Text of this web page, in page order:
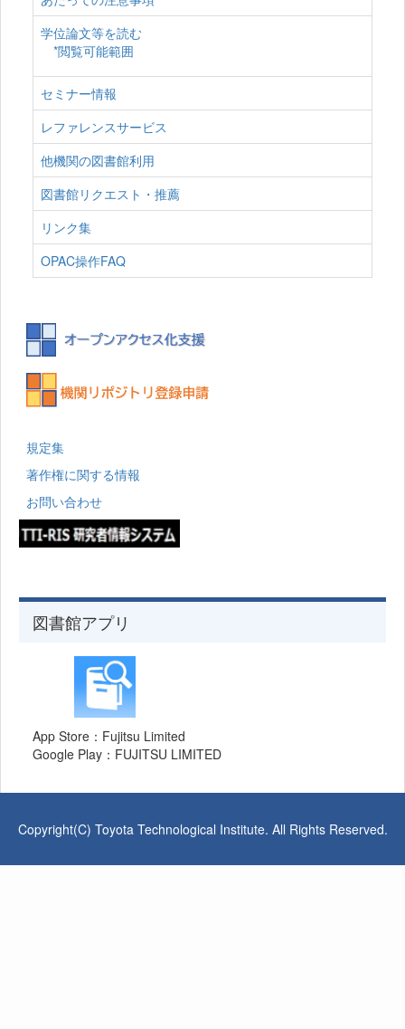
学位論文等を読む
*閲覧可能範囲
セミナー情報
レファレンスサービス
他機関の図書館利用
図書館リクエスト・推薦
リンク集
OPAC操作FAQ
規定集
著作権に関する情報
お問い合わせ
図書館アプリ
App Store：Fujitsu Limited
Google Play：FUJITSU LIMITED
Copyright(C) Toyota Technological Institute. All Rights Reserved.